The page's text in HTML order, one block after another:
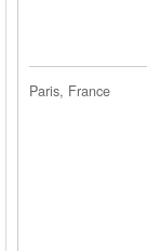
Paris, France